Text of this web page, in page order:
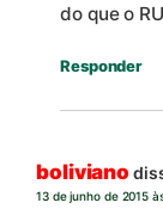
do que o
Responder
boliviano
13 de junho de 2015